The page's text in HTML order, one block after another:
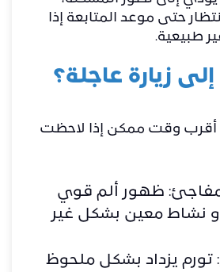
حتى موعد المتابعة إذا
طبيعية.
زيارة عاجلة؟
أقرب وقت ممكن إذا لاحظت
ظهور ألم قوي
نشاط معين بشكل غير
تورم يزداد بشكل ملحوظ